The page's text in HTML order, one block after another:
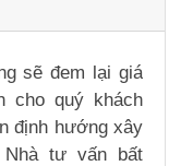
sẽ đem lại giá
quý khách
định hướng xây
tư vấn bất